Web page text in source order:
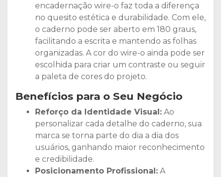
encadernação wire-o faz toda a diferença
no quesito estética e durabilidade. Com ele,
o caderno pode ser aberto em 180 graus,
facilitando a escrita e mantendo as folhas
organizadas. A cor do wire-o ainda pode ser
escolhida para criar um contraste ou seguir
a paleta de cores do projeto.
Benefícios para o Seu Negócio
Reforço da Identidade Visual: Ao
personalizar cada detalhe do caderno, sua
marca se torna parte do dia a dia dos
usuários, ganhando maior reconhecimento
e credibilidade.
Posicionamento Profissional: A